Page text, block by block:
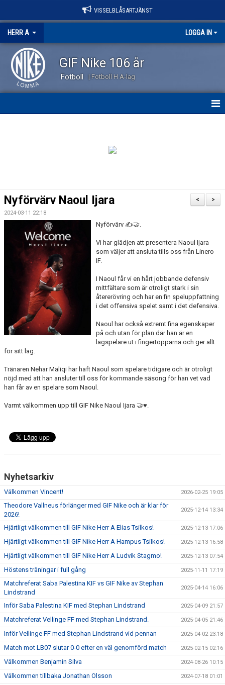
VISSELBLÅSARTJÄNST
HERR A LOGGA IN
GIF Nike 106 år
Fotboll | Fotboll H A-lag
KONTAKT
BILDGALLERI
DOKUMENT
MATCHER
TIDIGARE TRÄNARE
DIV 5 HERR SYDVÄSTRA SKÅNE 2026
>
<
Nyförvärv Naoul Ijara
2024-03-11 22:18
Nyförvärv ✍️🤝.
Vi har glädjen att presentera Naoul Ijara
som väljer att ansluta tills oss från Linero
IF.
I Naoul får vi en hårt jobbande defensiv
mittfältare som är otroligt stark i sin
återerövring och har en fin speluppfattning
i det offensiva spelet samt i det defensiva.
Naoul har också extremt fina egenskaper
på och utan för plan där han är en
lagspelare ut i fingertopparna och ger allt
för sitt lag.
Tränaren Nehar Maliqi har haft Naoul som spelare tidigare och är otroligt
nöjd med att han ansluter till oss för kommande säsong för han vet vad
han får av en spelare som Naoul.
Varmt välkommen upp till GIF Nike Naoul Ijara 🤝♥️.
Nyhetsarkiv
Välkommen Vincent! 2026-02-25 19:05
Theodore Vallneus förlänger med GIF Nike och är klar för
2026!
2025-12-14 13:34
Hjärtligt välkommen till GIF Nike Herr A Elias Tsilkos! 2025-12-13 17:06
Hjärtligt välkommen till GIF Nike Herr A Hampus Tsilkos! 2025-12-13 16:58
Hjärtligt välkommen till GIF Nike Herr A Ludvik Stagmo! 2025-12-13 07:54
Höstens träningar i full gång 2025-11-11 17:19
Matchreferat Saba Palestina KIF vs GIF Nike av Stephan
Lindstrand
2025-04-14 16:06
Inför Saba Palestina KIF med Stephan Lindstrand 2025-04-09 21:57
Matchreferat Vellinge FF med Stephan Lindstrand. 2025-04-05 21:46
Inför Vellinge FF med Stephan Lindstrand vid pennan 2025-04-02 23:18
Match mot LB07 slutar 0-0 efter en väl genomförd match 2025-02-15 02:16
Välkommen Benjamin Silva 2024-08-26 10:15
Välkommen tillbaka Jonathan Olsson 2024-07-18 01:01